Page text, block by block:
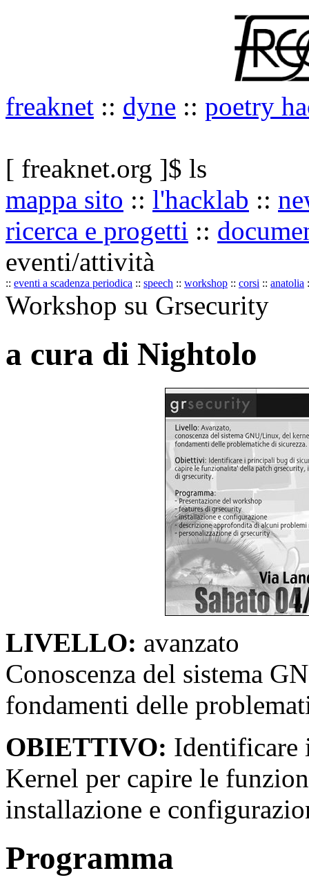
freaknet :: dyne :: poetry
[ freaknet.org ]$ ls
mappa sito :: l'hacklab ::
ricerca e progetti ::
eventi/attività
:: eventi a scadenza periodica :: speech :: workshop :: corsi :: anatolia
Workshop su Grsecurity
a cura di Nightolo
LIVELLO: avanzato
Conoscenza del sistema
fondamenti delle
OBIETTIVO: Identificare
Kernel per capire le
installazione e
Programma